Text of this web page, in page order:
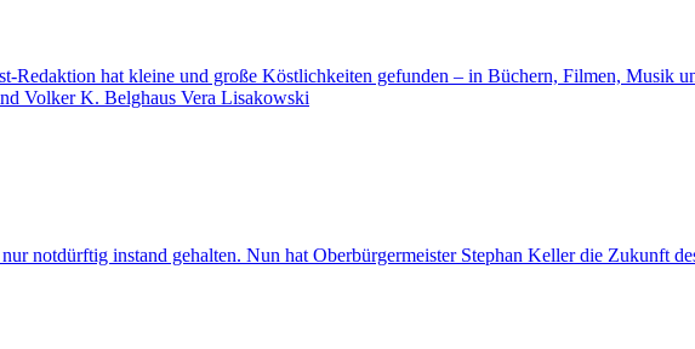
Redaktion hat kleine und große Köstlichkeiten gefunden – in Büchern, Filmen, Musik
Volker K. Belghaus Vera Lisakowski
notdürftig instand gehalten. Nun hat Oberbürgermeister Stephan Keller die Zukunft